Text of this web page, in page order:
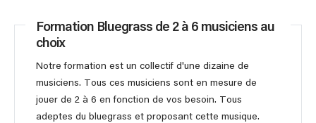
Formation Bluegrass de 2 à 6 musiciens au
choix
Notre formation est un collectif d'une dizaine de
musiciens. Tous ces musiciens sont en mesure de
jouer de 2 à 6 en fonction de vos besoin. Tous
adeptes du bluegrass et proposant cette musique.